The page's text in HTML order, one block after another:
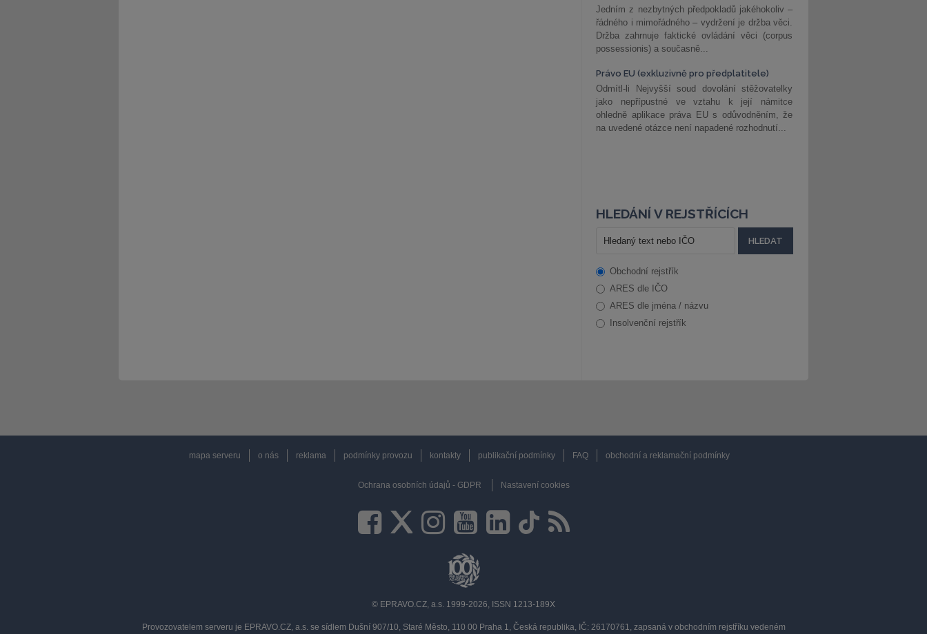
Jedním z nezbytných předpokladů jakéhokoliv –
řádného i mimořádného – vydržení je držba věci.
Držba zahrnuje faktické ovládání věci (corpus
possessionis) a současně...
Právo EU (exkluzivně pro předplatitele)
Odmítl-li Nejvyšší soud dovolání stěžovatelky
jako nepřípustné ve vztahu k její námitce
ohledně aplikace práva EU s odůvodněním, že
na uvedené otázce není napadené rozhodnutí...
HLEDÁNÍ V REJSTŘÍCÍCH
Obchodní rejstřík
ARES dle IČO
ARES dle jména / názvu
Insolvenční rejstřík
mapa serveru o nás reklama podmínky provozu kontakty publikační podmínky FAQ obchodní a reklamační podmínky
Ochrana osobních údajů - GDPR Nastavení cookies
© EPRAVO.CZ, a.s. 1999-2026, ISSN 1213-189X
Provozovatelem serveru je EPRAVO.CZ, a.s. se sídlem Dušní 907/10, Staré Město, 110 00 Praha 1, Česká republika, IČ: 26170761, zapsaná v obchodním rejstříku vedeném